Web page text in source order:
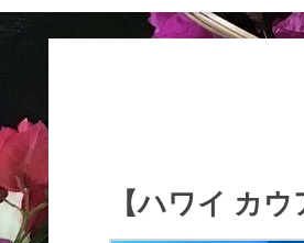
【ハワイ カ